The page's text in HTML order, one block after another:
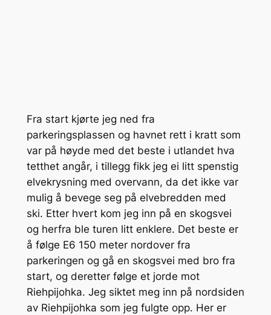
Fra start kjørte jeg ned fra
parkeringsplassen og havnet rett i kratt som
var på høyde med det beste i utlandet hva
tetthet angår, i tillegg fikk jeg ei litt spenstig
elvekrysning med overvann, da det ikke var
mulig å bevege seg på elvebredden med
ski. Etter hvert kom jeg inn på en skogsvei
og herfra ble turen litt enklere. Det beste er
å følge E6 150 meter nordover fra
parkeringen og gå en skogsvei med bro fra
start, og deretter følge et jorde mot
Riehpijohka. Jeg siktet meg inn på nordsiden
av Riehpijohka som jeg fulgte opp. Her er